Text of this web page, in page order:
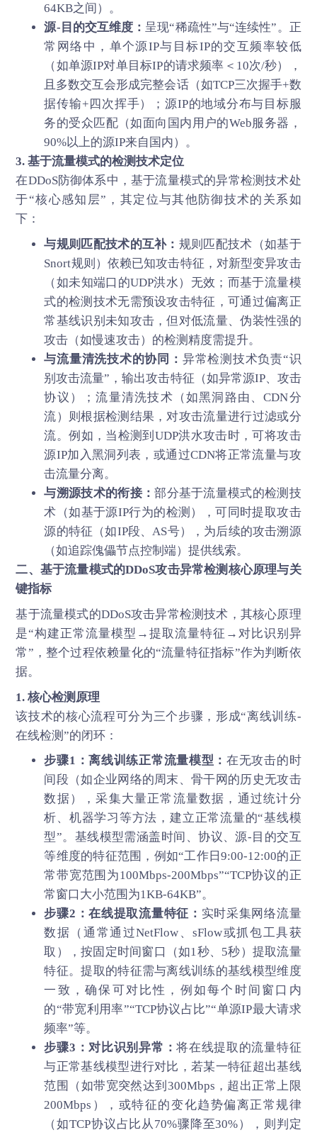
64KB之间）。
源-目的交互维度： 呈现“稀疏性”与“连续性”。正
常网络中，单个源IP与目标IP的交互频率较低
（如单源IP对单目标IP的请求频率＜10次/秒），
且多数交互会形成完整会话（如TCP三次握手+数
据传输+四次挥手）；源IP的地域分布与目标服
务的受众匹配（如面向国内用户的Web服务器，
90%以上的源IP来自国内）。
3. 基于流量模式的检测技术定位
在DDoS防御体系中，基于流量模式的异常检测技术处
于“核心感知层”，其定位与其他防御技术的关系如
下：
与规则匹配技术的互补： 规则匹配技术（如基于
Snort规则）依赖已知攻击特征，对新型变异攻击
（如未知端口的UDP洪水）无效；而基于流量模
式的检测技术无需预设攻击特征，可通过偏离正
常基线识别未知攻击，但对低流量、伪装性强的
攻击（如慢速攻击）的检测精度需提升。
与流量清洗技术的协同： 异常检测技术负责“识
别攻击流量”，输出攻击特征（如异常源IP、攻击
协议）；流量清洗技术（如黑洞路由、CDN分
流）则根据检测结果，对攻击流量进行过滤或分
流。例如，当检测到UDP洪水攻击时，可将攻击
源IP加入黑洞列表，或通过CDN将正常流量与攻
击流量分离。
与溯源技术的衔接：部分基于流量模式的检测技
术（如基于源IP行为的检测），可同时提取攻击
源的特征（如IP段、AS号），为后续的攻击溯源
（如追踪傀儡节点控制端）提供线索。
二、基于流量模式的DDoS攻击异常检测核心原理与关
键指标
基于流量模式的DDoS攻击异常检测技术，其核心原理
是“构建正常流量模型→提取流量特征→对比识别异
常”，整个过程依赖量化的“流量特征指标”作为判断依
据。
1. 核心检测原理
该技术的核心流程可分为三个步骤，形成“离线训练-
在线检测”的闭环：
步骤1：离线训练正常流量模型：在无攻击的时
间段（如企业网络的周末、骨干网的历史无攻击
数据），采集大量正常流量数据，通过统计分
析、机器学习等方法，建立正常流量的“基线模
型”。基线模型需涵盖时间、协议、源-目的交互
等维度的特征范围，例如“工作日9:00-12:00的正
常带宽范围为100Mbps-200Mbps”“TCP协议的正
常窗口大小范围为1KB-64KB”。
步骤2：在线提取流量特征： 实时采集网络流量
数据（通常通过NetFlow、sFlow或抓包工具获
取），按固定时间窗口（如1秒、5秒）提取流量
特征。提取的特征需与离线训练的基线模型维度
一致，确保可对比性，例如每个时间窗口内
的“带宽利用率”“TCP协议占比”“单源IP最大请求
频率”等。
步骤3：对比识别异常：将在线提取的流量特征
与正常基线模型进行对比，若某一特征超出基线
范围（如带宽突然达到300Mbps，超出正常上限
200Mbps），或特征的变化趋势偏离正常规律
（如TCP协议占比从70%骤降至30%），则判定